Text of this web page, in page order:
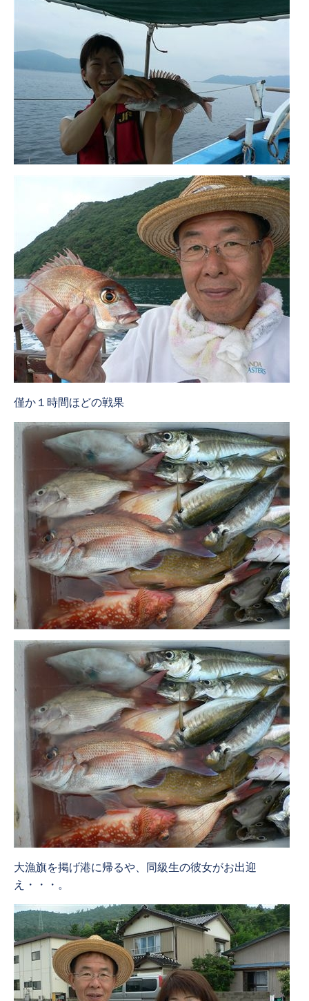
僅か１時間ほどの戦果
大漁旗を掲げ港に帰るや、同級生の彼女がお出迎
え・・・。